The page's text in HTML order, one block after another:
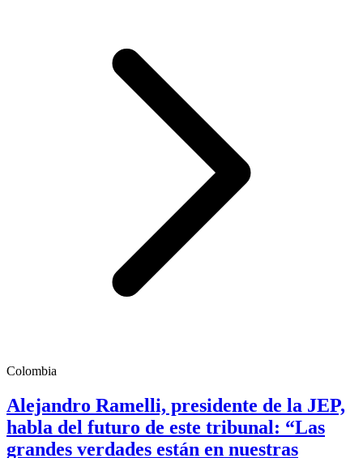
Colombia
Alejandro Ramelli, presidente de la JEP,
habla del futuro de este tribunal: “Las
grandes verdades están en nuestras